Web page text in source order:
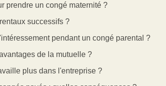
prendre un congé maternité ?
successifs ?
pendant un congé parental ?
de la mutuelle ?
plus dans l'entreprise ?